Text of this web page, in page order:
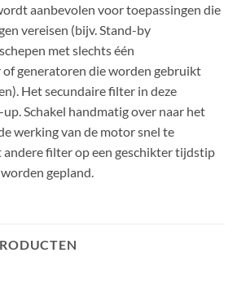
aanbevolen voor toepassingen die
vereisen (bijv. Stand-by
met slechts één
generatoren die worden gebruikt
Het secundaire filter in deze
up. Schakel handmatig over naar het
werking van de motor snel te
filter op een geschikter tijdstip
gepland.